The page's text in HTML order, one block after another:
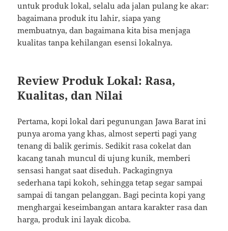
untuk produk lokal, selalu ada jalan pulang ke akar:
bagaimana produk itu lahir, siapa yang
membuatnya, dan bagaimana kita bisa menjaga
kualitas tanpa kehilangan esensi lokalnya.
Review Produk Lokal: Rasa,
Kualitas, dan Nilai
Pertama, kopi lokal dari pegunungan Jawa Barat ini
punya aroma yang khas, almost seperti pagi yang
tenang di balik gerimis. Sedikit rasa cokelat dan
kacang tanah muncul di ujung kunik, memberi
sensasi hangat saat diseduh. Packagingnya
sederhana tapi kokoh, sehingga tetap segar sampai
sampai di tangan pelanggan. Bagi pecinta kopi yang
menghargai keseimbangan antara karakter rasa dan
harga, produk ini layak dicoba.